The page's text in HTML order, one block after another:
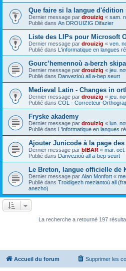
Que faire si la langue d'édition
Dernier message par drouizig « sam.
Publié dans An DROUIZIG Difazier
Liste des LIPs pour Microsoft
Dernier message par drouizig « ven.
Publié dans L'informatique en langues
Gourc’hemennoù a-berzh
Dernier message par drouizig « jeu.
Publié dans Danvezioù all a-bep seurt
Medieval Latin - Changes in
Dernier message par drouizig « jeu.
Publié dans COL - Correcteur
Fryske akademy
Dernier message par drouizig « lun.
Publié dans L'informatique en langues
Ajouter Junicode à la page
Dernier message par bIBAR « mar.
Publié dans Danvezioù all a-bep seurt
Le Breton, langue officielle de
Dernier message par Alan Monfort «
Publié dans Troidigezh meziantoù all
anezho)
La recherche a retourné 197
Accueil du forum Supprimer les